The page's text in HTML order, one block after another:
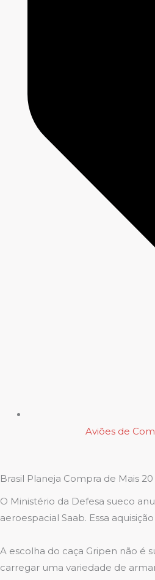
Aviões de
Brasil Planeja Compra de Mais
O Ministério da Defesa sueco
aeroespacial Saab. Essa
A escolha do caça Gripen não é
carregar uma variedade de